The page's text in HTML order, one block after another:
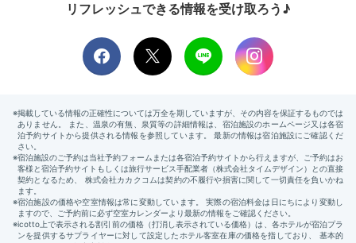
リフレッシュできる情報を受け取ろう♪